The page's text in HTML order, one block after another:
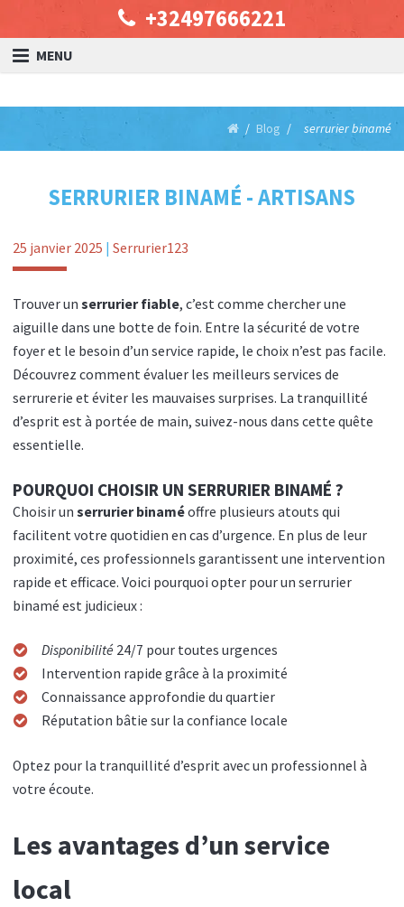
+32497666221
MENU
Blog serrurier binamé
SERRURIER BINAMÉ - ARTISANS
25 janvier 2025 Serrurier123
Trouver un serrurier fiable, c’est comme chercher une
aiguille dans une botte de foin. Entre la sécurité de votre
foyer et le besoin d’un service rapide, le choix n’est pas facile.
Découvrez comment évaluer les meilleurs services de
serrurerie et éviter les mauvaises surprises. La tranquillité
d’esprit est à portée de main, suivez-nous dans cette quête
essentielle.
POURQUOI CHOISIR UN SERRURIER BINAMÉ ?
Choisir un serrurier binaméoffre plusieurs atouts qui
facilitent votre quotidien en cas d’urgence. En plus de leur
proximité, ces professionnels garantissent une intervention
rapide et efficace. Voici pourquoi opter pour un serrurier
binamé est judicieux :
Disponibilité24/7 pour toutes urgences
Intervention rapide grâce à la proximité
Connaissance approfondie du quartier
Réputation bâtie sur la confiance locale
Optez pour la tranquillité d’esprit avec un professionnel à
votre écoute.
Les avantages d’un service
local